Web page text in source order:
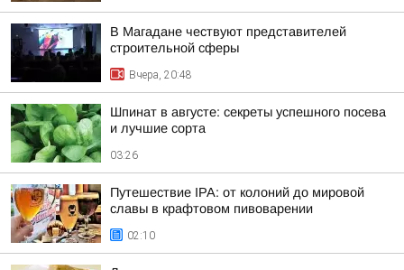
В Магадане чествуют представителей
строительной сферы
Вчера, 20:48
Шпинат в августе: секреты успешного посева
и лучшие сорта
03:26
Путешествие IPA: от колоний до мировой
славы в крафтовом пивоварении
02:10